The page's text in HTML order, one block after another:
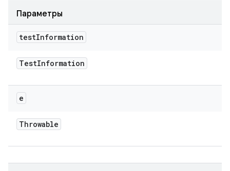
Параметры
testInformation
TestInformation
e
Throwable